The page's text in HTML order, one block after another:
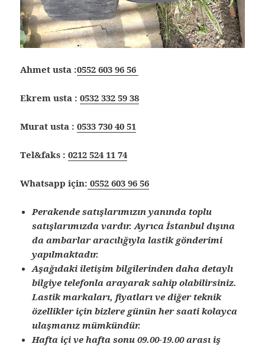
Ahmet usta :0552 603 96 56
Ekrem usta :0532 332 59 38
Murat usta :0533 730 40 51
Tel&faks :0212 524 11 74
Whatsapp için: 0552 603 96 56
Perakende satışlarımızın yanında toplu
satışlarımızda vardır. Ayrıca İstanbul dışına
da ambarlar aracılığıyla lastik gönderimi
yapılmaktadır.
Aşağıdaki iletişim bilgilerinden daha detaylı
bilgiye telefonla arayarak sahip olabilirsiniz.
Lastik markaları, fiyatları ve diğer teknik
özellikler için bizlere günün her saati kolayca
ulaşmanız mümkündür.
Hafta içi ve hafta sonu 09.00-19.00 arası iş